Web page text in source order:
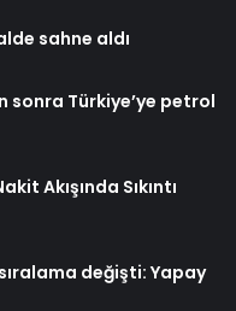
sahne aldı
sonra Türkiye’ye petrol
Akışında Sıkıntı
değişti: Yapay